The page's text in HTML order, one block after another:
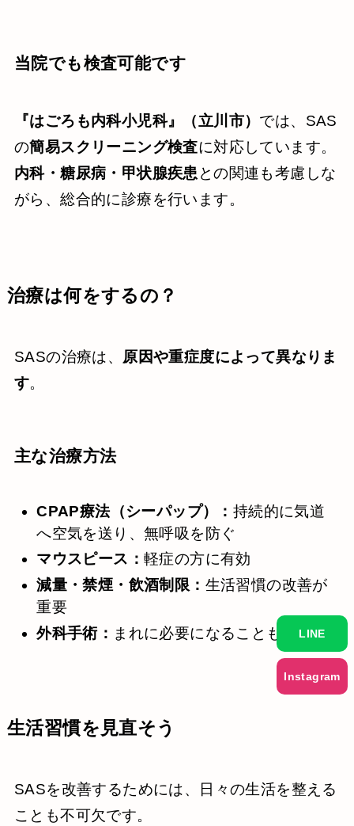
当院でも検査可能です
『はごろも内科小児科』（立川市） では、SAS
の簡易スクリーニング検査に対応しています。
内科・糖尿病・甲状腺疾患 との関連も考慮しな
がら、総合的に診療を行います。
治療は何をするの？
SASの治療は、 原因や重症度によって異なりま
す。
主な治療方法
CPAP療法（シーパップ）： 持続的に気道
へ空気を送り、無呼吸を防ぐ
マウスピース： 軽症の方に有効
減量・禁煙・飲酒制限： 生活習慣の改善が
重要
外科手術： まれに必要になることも
生活習慣を見直そう
SASを改善するためには、日々の生活を整える
ことも不可欠です。
LINE
Instagram